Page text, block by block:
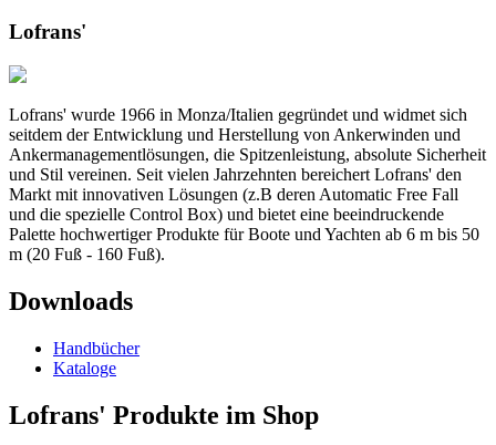
Lofrans'
Lofrans' wurde 1966 in Monza/Italien gegründet und widmet sich
seitdem der Entwicklung und Herstellung von Ankerwinden und
Ankermanagementlösungen, die Spitzenleistung, absolute Sicherheit
und Stil vereinen. Seit vielen Jahrzehnten bereichert Lofrans' den
Markt mit innovativen Lösungen (z.B deren Automatic Free Fall
und die spezielle Control Box) und bietet eine beeindruckende
Palette hochwertiger Produkte für Boote und Yachten ab 6 m bis 50
m (20 Fuß - 160 Fuß).
Downloads
Handbücher
Kataloge
Lofrans' Produkte im Shop